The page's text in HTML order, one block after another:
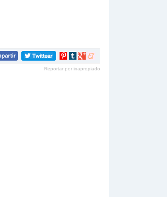
Compartir
Pinterest
Compartir
tumblr
Compartir
Google+
Compartir
meneame
Reportar por inapropiado